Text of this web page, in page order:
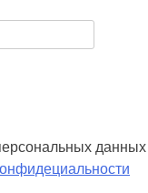
данных